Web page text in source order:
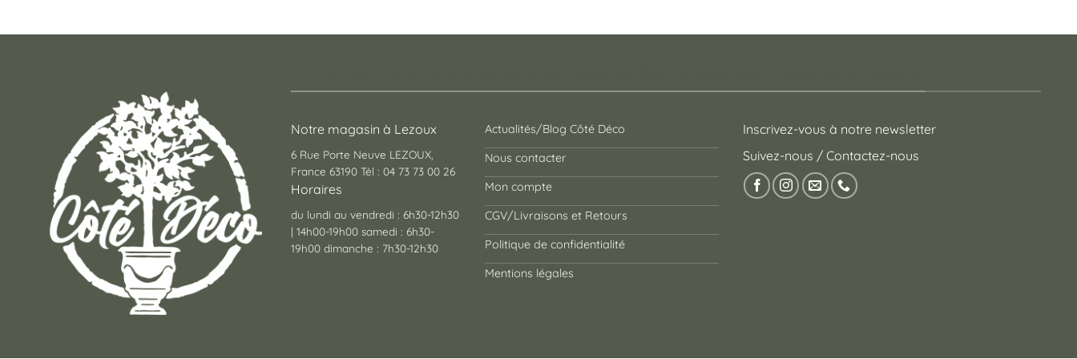
variations.
peuvent
choisies
la
produit
Notre magasin à Lezoux
6 Rue Porte Neuve LEZOUX,
France 63190 Tél : 04 73 73 00 26
Horaires
du lundi au vendredi : 6h30-12h30
| 14h00-19h00 samedi : 6h30-
19h00 dimanche : 7h30-12h30
Actualités/Blog Côté Déco
Nous contacter
Mon compte
CGV/Livraisons et Retours
Politique de confidentialité
Mentions légales
Inscrivez-vous à notre newsletter
Suivez-nous / Contactez-nous